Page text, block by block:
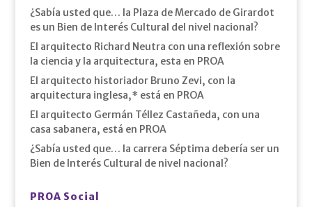
¿Sabía usted que… la Plaza de Mercado de Girardot
es un Bien de Interés Cultural del nivel nacional?
El arquitecto Richard Neutra con una reflexión sobre
la ciencia y la arquitectura, esta en PROA
El arquitecto historiador Bruno Zevi, con la
arquitectura inglesa,* está en PROA
El arquitecto Germán Téllez Castañeda, con una
casa sabanera, está en PROA
¿Sabía usted que… la carrera Séptima debería ser un
Bien de Interés Cultural de nivel nacional?
PROA Social